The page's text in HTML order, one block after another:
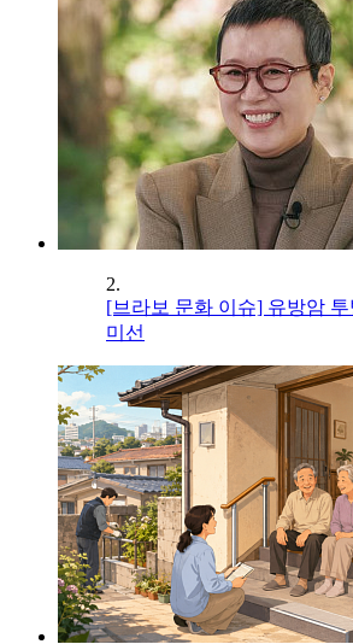
2.
[브라보 문화 이슈] 유방암
미선